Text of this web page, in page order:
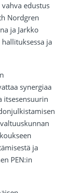
vahva edustus
Nordgren
ja Jarkko
ja
synergiaa
itsesensuurin
ja
PEN:in